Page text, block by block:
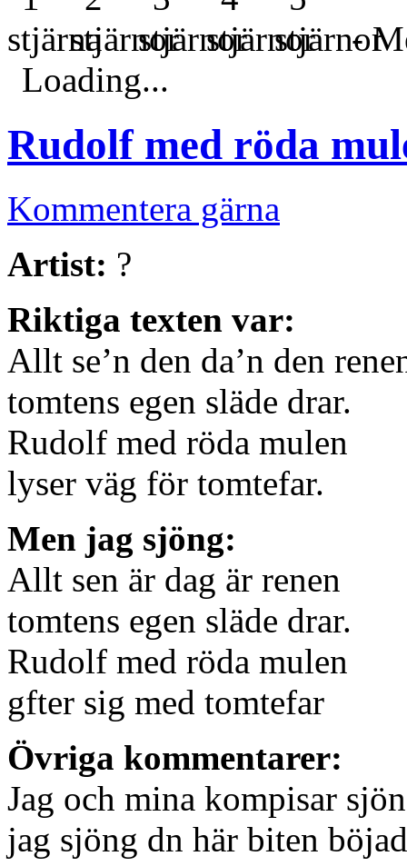
-
Loading...
Rudolf med röda
Kommentera gärna
Artist: ?
Riktiga texten var:
Allt se’n den da’n den
tomtens egen släde drar.
Rudolf med röda mulen
lyser väg för tomtefar.
Men jag sjöng:
Allt sen är dag är renen
tomtens egen släde drar.
Rudolf med röda mulen
gfter sig med tomtefar
Övriga kommentarer:
Jag och mina kompisar
jag sjöng dn här biten